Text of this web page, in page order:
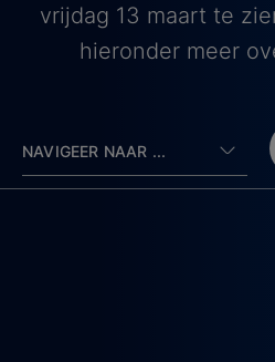
vrijdag 13 maart te
hieronder meer
NAVIGEER NAAR ...